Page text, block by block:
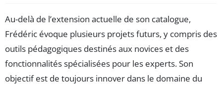
Au-delà de l’extension actuelle de son catalogue,
Frédéric évoque plusieurs projets futurs, y compris des
outils pédagogiques destinés aux novices et des
fonctionnalités spécialisées pour les experts. Son
objectif est de toujours innover dans le domaine du